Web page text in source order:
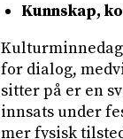
Kunnskap,
for dialog,
sitter på er en
innsats under
mer fysisk